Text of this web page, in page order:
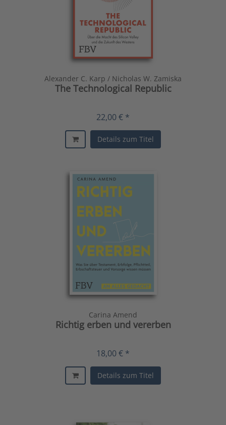
Alexander C. Karp / Nicholas W. Zamiska
The Technological Republic
22,00 € *
Details zum Titel
Carina Amend
Richtig erben und vererben
18,00 € *
Details zum Titel